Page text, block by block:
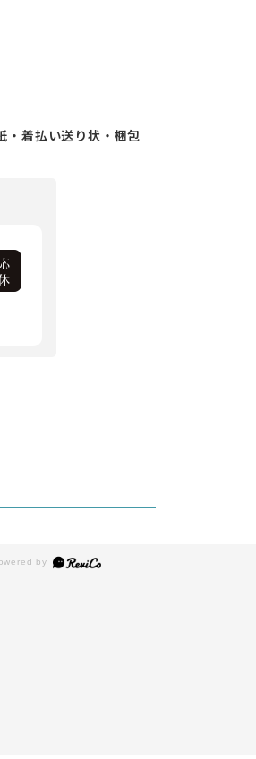
・着払い送り状・梱包